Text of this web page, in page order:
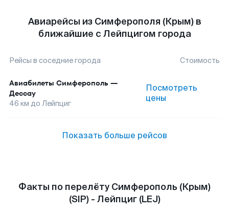
Авиарейсы из Симферополя (Крым) в
ближайшие с Лейпцигом города
Рейсы в соседние города Стоимость
Авиабилеты Симферополь —
Дессау
46 км до Лейпциг
Посмотреть
цены
Показать больше рейсов
Факты по перелёту Симферополь (Крым)
(SIP) - Лейпциг (LEJ)